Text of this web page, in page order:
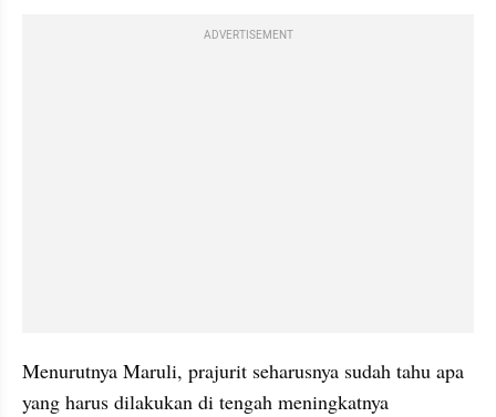
ADVERTISEMENT
Menurutnya Maruli, prajurit seharusnya sudah tahu apa
yang harus dilakukan di tengah meningkatnya